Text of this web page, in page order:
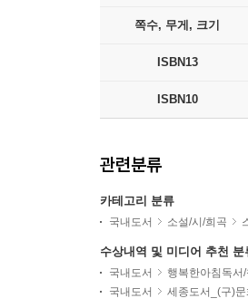
쪽수, 무게, 크기
ISBN13
ISBN10
관련분류
카테고리 분류
국내도서 소설/시/희곡
수상내역 및 미디어 추천 분
국내도서 행복한아침독서
국내도서
세종도서_(구)